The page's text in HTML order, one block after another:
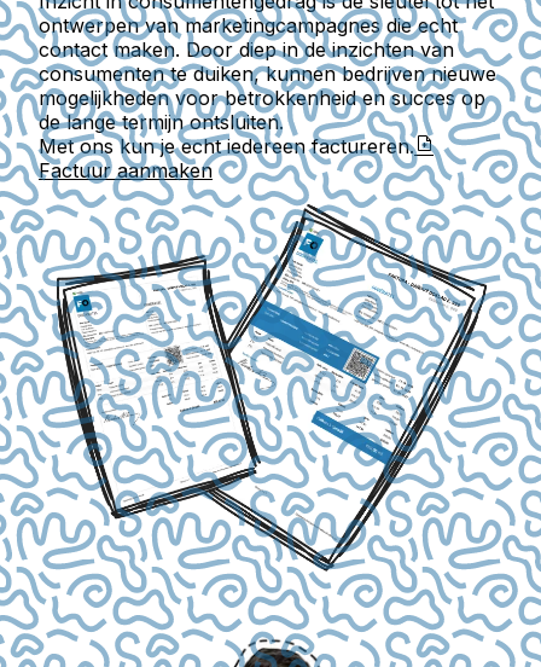
ontwerpen van marketingcampagnes die echt
contact maken. Door diep in de inzichten van
consumenten te duiken, kunnen bedrijven nieuwe
mogelijkheden voor betrokkenheid en succes op
de lange termijn ontsluiten.
Met ons kun je echt iedereen factureren.
Factuur aanmaken